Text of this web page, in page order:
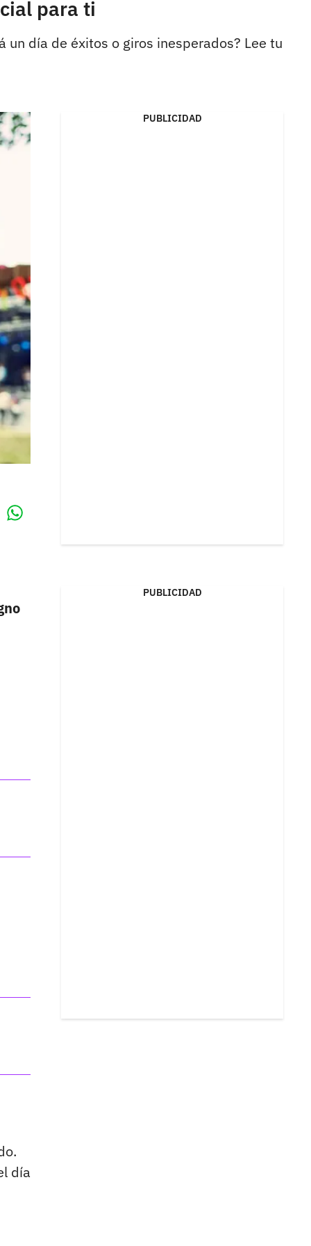
para ti
un día de éxitos o giros inesperados? Lee tu
día
PUBLICIDAD
PUBLICIDAD